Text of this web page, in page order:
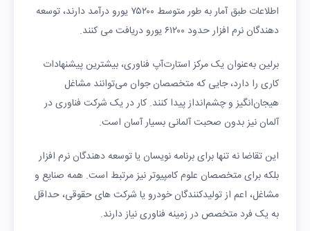
اطلاعات طبق آمار به طور متوسط ۷۵۲۰۰ یورو درآمد دارند، توسعه
دهندگان نرم افزار حدود ۶۱۲۰۰ یورو دریافت می کنند.
برلین به‌عنوان یک مرکز استارت‌آپ فناوری، بیشترین پیشنهادات
کاری را دارد، جایی که متخصصان جوان می‌توانند مشاغل
هیجان‌انگیز و چشم‌انداز پیدا کنند. کار در یک شرکت فناوری در
آلمان نیز بدون صحبت آلمانی بسیار آسان است.
این تقاضا نه تنها برای برنامه نویسان یا توسعه دهندگان نرم افزار
بلکه برای متخصصان علوم کامپیوتر نیز مرتبط است. همه صنایع و
مشاغل، اعم از تولیدکنندگان خودرو یا شرکت های حقوقی، حداقل
به یک فرد متخصص در زمینه فناوری نیاز دارند.